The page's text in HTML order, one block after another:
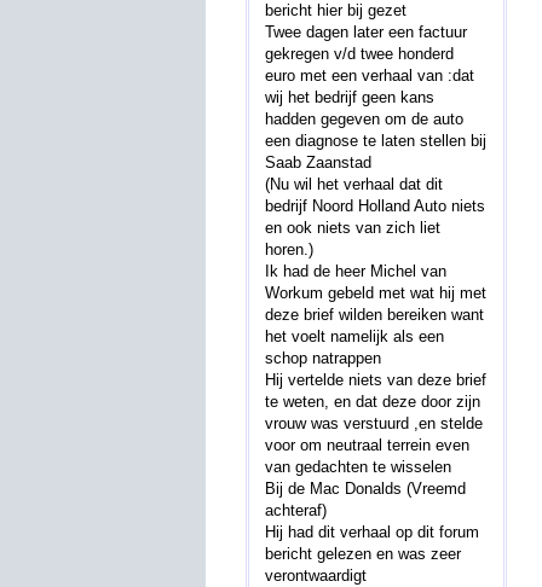
bericht hier bij gezet
Twee dagen later een factuur
gekregen v/d twee honderd
euro met een verhaal van :dat
wij het bedrijf geen kans
hadden gegeven om de auto
een diagnose te laten stellen bij
Saab Zaanstad
(Nu wil het verhaal dat dit
bedrijf Noord Holland Auto niets
en ook niets van zich liet
horen.)
Ik had de heer Michel van
Workum gebeld met wat hij met
deze brief wilden bereiken want
het voelt namelijk als een
schop natrappen
Hij vertelde niets van deze brief
te weten, en dat deze door zijn
vrouw was verstuurd ,en stelde
voor om neutraal terrein even
van gedachten te wisselen
Bij de Mac Donalds (Vreemd
achteraf)
Hij had dit verhaal op dit forum
bericht gelezen en was zeer
verontwaardigt